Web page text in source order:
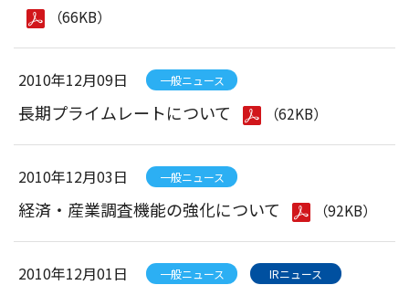
（66KB）
2010年12月09日 一般ニュース
長期プライムレートについて （62KB）
2010年12月03日 一般ニュース
経済・産業調査機能の強化について （92KB）
2010年12月01日 一般ニュース IRニュース